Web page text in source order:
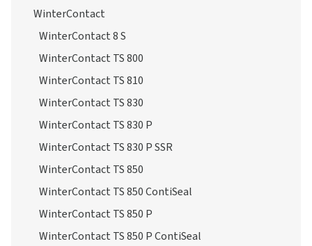
WinterContact
WinterContact 8 S
WinterContact TS 800
WinterContact TS 810
WinterContact TS 830
WinterContact TS 830 P
WinterContact TS 830 P SSR
WinterContact TS 850
WinterContact TS 850 ContiSeal
WinterContact TS 850 P
WinterContact TS 850 P ContiSeal